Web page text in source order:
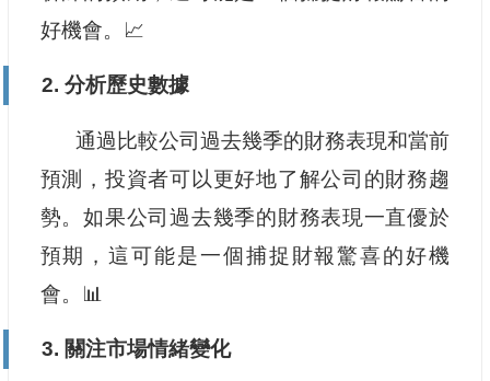
好機會。📈
2. 分析歷史數據
通過比較公司過去幾季的財務表現和當前
預測，投資者可以更好地了解公司的財務趨
勢。如果公司過去幾季的財務表現一直優於
預期，這可能是一個捕捉財報驚喜的好機
會。📊
3. 關注市場情緒變化